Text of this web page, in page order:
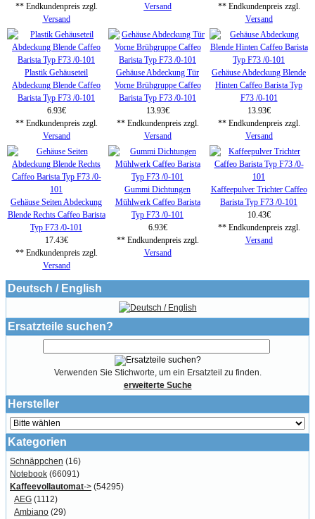
** Endkundenpreis zzgl.
Versand
Versand
** Endkundenpreis zzgl.
Versand
Plastik Gehäuseteil
Abdeckung Blende Caffeo
Barista Typ F73 /0-101
6.93€
** Endkundenpreis zzgl.
Versand
Gehäuse Abdeckung Tür
Vorne Brühgruppe Caffeo
Barista Typ F73 /0-101
13.93€
** Endkundenpreis zzgl.
Versand
Gehäuse Abdeckung Blende
Hinten Caffeo Barista Typ
F73 /0-101
13.93€
** Endkundenpreis zzgl.
Versand
Gehäuse Seiten Abdeckung
Blende Rechts Caffeo Barista
Typ F73 /0-101
17.43€
** Endkundenpreis zzgl.
Versand
Gummi Dichtungen
Mühlwerk Caffeo Barista
Typ F73 /0-101
6.93€
** Endkundenpreis zzgl.
Versand
Kaffeepulver Trichter Caffeo
Barista Typ F73 /0-101
10.43€
** Endkundenpreis zzgl.
Versand
Deutsch / English
Ersatzteile suchen?
Verwenden Sie Stichworte, um ein Ersatzteil zu finden.
erweiterte Suche
Hersteller
Kategorien
Schnäppchen (16)
Notebook (66091)
Kaffeevollautomat-> (54295)
AEG (1112)
Ambiano (29)